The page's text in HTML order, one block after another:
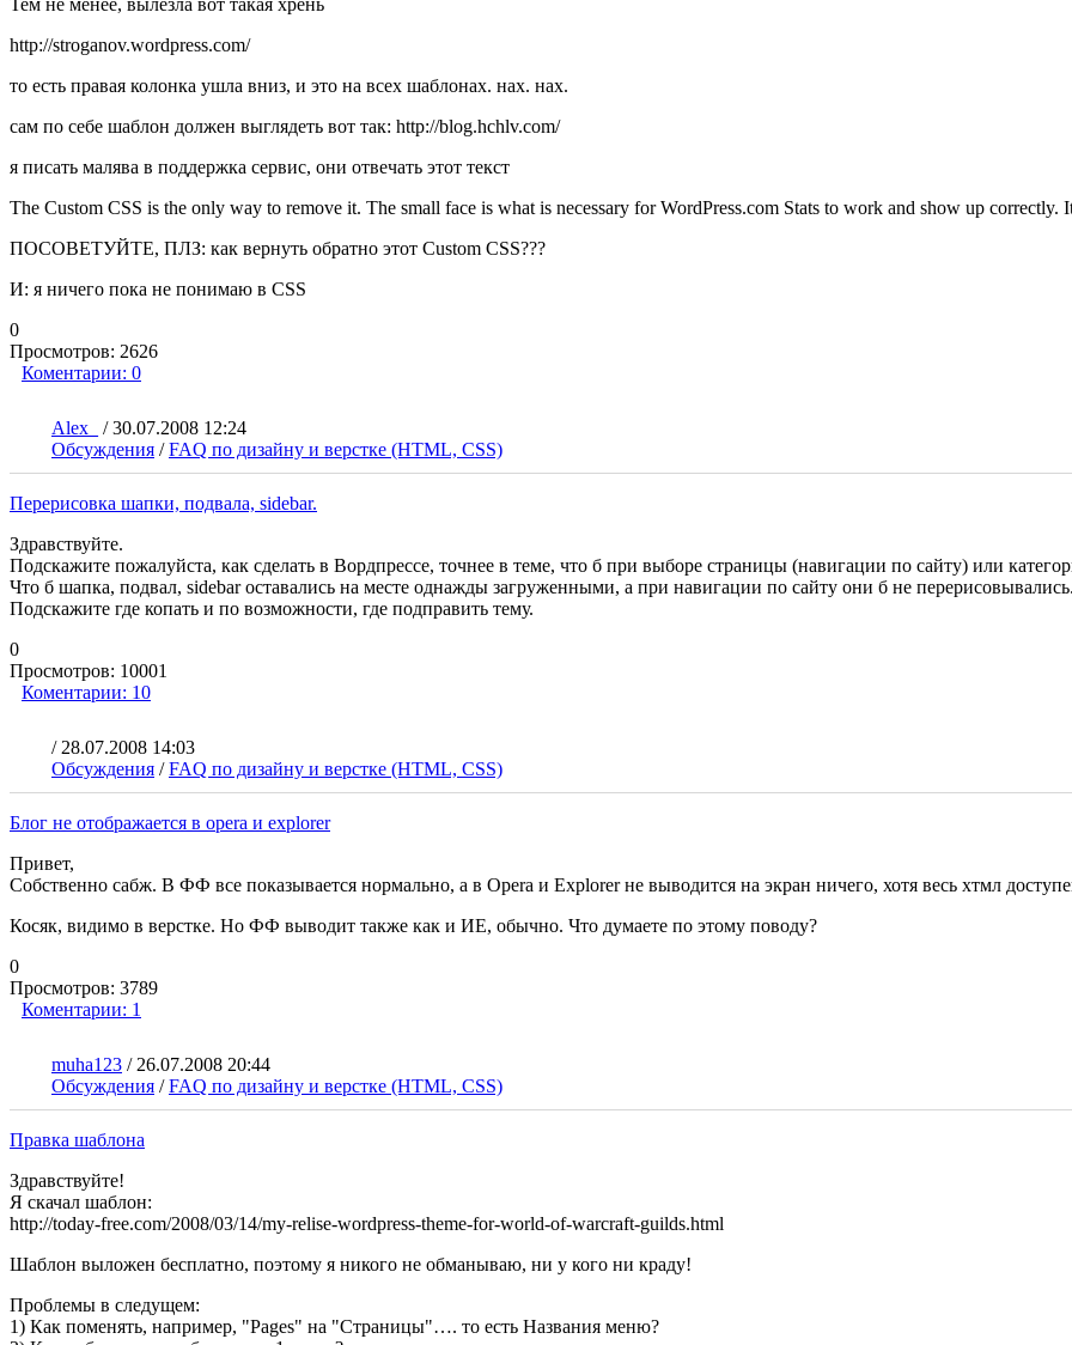
http://stroganov.wordpress.com/
то есть правая колонка ушла вниз, и это на всех шаблонах. нах. нах.
сам по себе шаблон должен выглядеть вот так: http://blog.hchlv.com/
я писать малява в поддержка сервис, они отвечать этот текст
The Custom CSS is the only way to remove it. The small face is what is necessary for WordPress.com Stats to work and show up correctly.
ПОСОВЕТУЙТЕ, ПЛЗ: как вернуть обратно этот Custom CSS???
И: я ничего пока не понимаю в CSS
0
Просмотров: 2626
Коментарии: 0
Alex_ /30.07.2008 12:24
Обсуждения /FAQ по дизайну и верстке (HTML, CSS)
Перерисовка шапки, подвала, sidebar.
Здравствуйте.
Подскажите пожалуйста, как сделать в Вордпрессе, точнее в теме, что б при выборе страницы (навигации по сайту) или
Что б шапка, подвал, sidebar оставались на месте однажды загруженными, а при навигации по сайту они б не
Подскажите где копать и по возможности, где подправить тему.
0
Просмотров: 10001
Коментарии: 10
/ 28.07.2008 14:03
Обсуждения /FAQ по дизайну и верстке (HTML, CSS)
Блог не отображается в opera и explorer
Привет,
Собственно сабж. В ФФ все показывается нормально, а в Opera и Explorer не выводится на экран ничего, хотя весь хтмл
Косяк, видимо в верстке. Но ФФ выводит также как и ИЕ, обычно. Что думаете по этому поводу?
0
Просмотров: 3789
Коментарии: 1
muha123 / 26.07.2008 20:44
Обсуждения /FAQ по дизайну и верстке (HTML, CSS)
Правка шаблона
Здравствуйте!
Я скачал шаблон:
http://today-free.com/2008/03/14/my-relise-wordpress-theme-for-world-of-warcraft-guilds.html
Шаблон выложен бесплатно, поэтому я никого не обманываю, ни у кого ни краду!
Проблемы в следущем:
1) Как поменять, например, "Pages" на "Страницы"…. то есть Названия меню?